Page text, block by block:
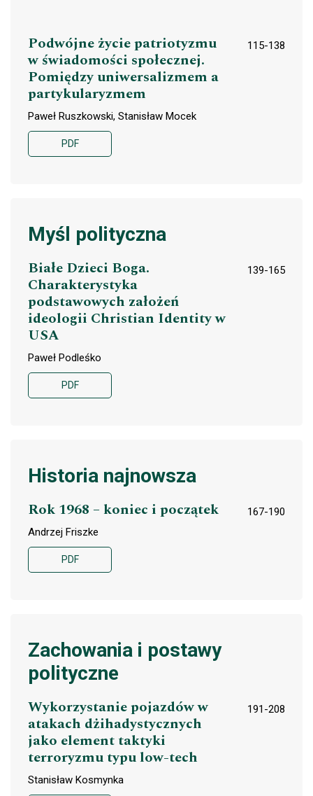
Podwójne życie patriotyzmu
w świadomości społecznej.
Pomiędzy uniwersalizmem a
partykularyzmem
115-138
Paweł Ruszkowski, Stanisław Mocek
PDF
Myśl polityczna
Białe Dzieci Boga.
Charakterystyka
podstawowych założeń
ideologii Christian Identity w
USA
139-165
Paweł Podleśko
PDF
Historia najnowsza
Rok 1968 – koniec i początek
167-190
Andrzej Friszke
PDF
Zachowania i postawy
polityczne
Wykorzystanie pojazdów w
atakach dżihadystycznych
jako element taktyki
terroryzmu typu low-tech
191-208
Stanisław Kosmynka